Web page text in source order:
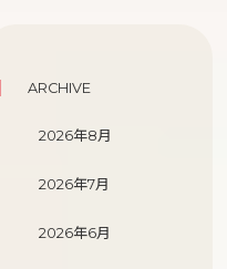
ARCHIVE
2026年8月
2026年7月
2026年6月